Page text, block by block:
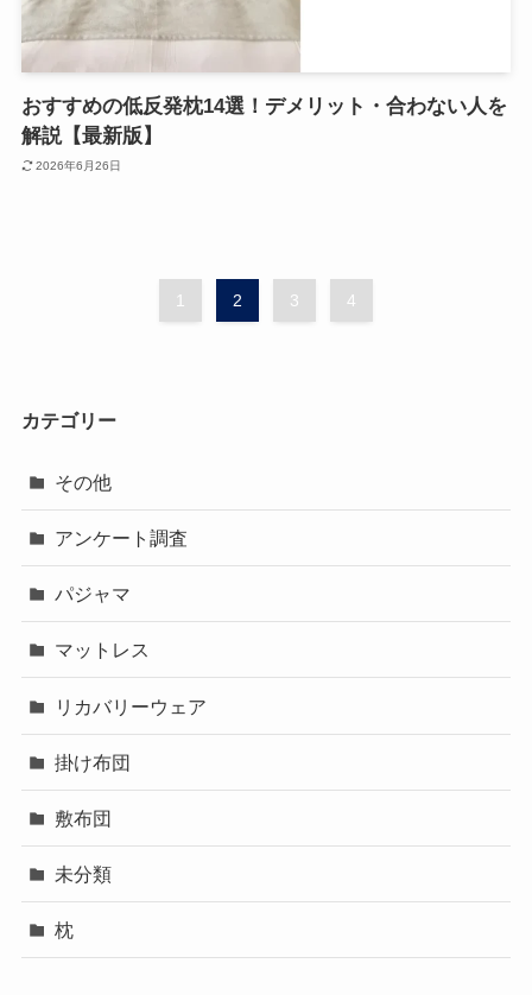
おすすめの低反発枕14選！デメリット・合わない人を
解説【最新版】
2026年6月26日
1 2 3 4
カテゴリー
その他
アンケート調査
パジャマ
マットレス
リカバリーウェア
掛け布団
敷布団
未分類
枕